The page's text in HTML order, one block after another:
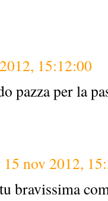
15:12:00
pazza per la
15 nov 2012,
bravissima